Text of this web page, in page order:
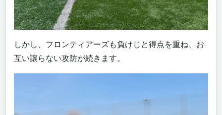
しかし、フロンティアーズも負けじと得点を重ね、お
互い譲らない攻防が続きます。